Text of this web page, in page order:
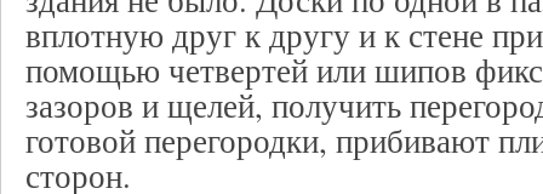
вплотную друг к другу и к стене
помощью четвертей или шипов
зазоров и щелей, получить
готовой перегородки, прибивают
сторон.